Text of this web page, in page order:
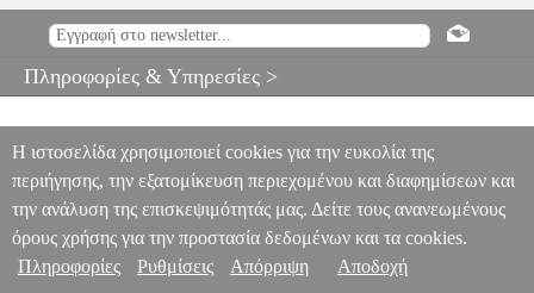
ΜΟΥΣΙΚΑ ΒΙΒΛΙΑ ΠΛΗΚΤΡΩΝ
HANDEL - LARGO
Πληροφορίες & Υπηρεσίες >
Η ιστοσελίδα χρησιμοποιεί cookies για την ευκολία της
περιήγησης, την εξατομίκευση περιεχομένου και διαφημίσεων και
την ανάλυση της επισκεψιμότητάς μας. Δείτε τους ανανεωμένους
όρους χρήσης για την προστασία δεδομένων και τα cookies.
Πληροφορίες
Ρυθμίσεις Απόρριψη Αποδοχή